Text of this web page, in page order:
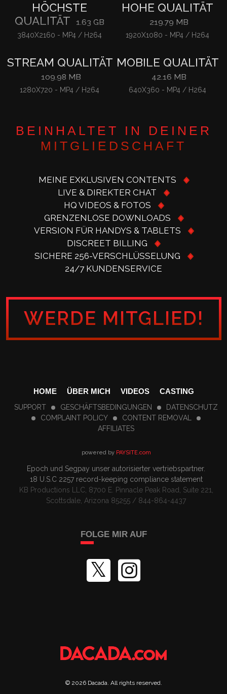
HÖCHSTE
QUALITÄT
1.63 GB
3840X2160 - MP4 / H264
HOHE QUALITÄT
219.79 MB
1920X1080 - MP4 / H264
STREAM QUALITÄT
109.98 MB
1280X720 - MP4 / H264
MOBILE QUALITÄT
42.16 MB
640X360 - MP4 / H264
BEINHALTET IN DEINER
MITGLIEDSCHAFT
MEINE EXKLUSIVEN CONTENTS
LIVE & DIREKTER CHAT
HQ VIDEOS & FOTOS
GRENZENLOSE DOWNLOADS
VERSION FÜR HANDYS & TABLETS
DISCREET BILLING
SICHERE 256-VERSCHLÜSSELUNG
24/7 KUNDENSERVICE
WERDE MITGLIED!
HOME ÜBER MICH VIDEOS CASTING
SUPPORT GESCHÄFTSBEDINGUNGEN
DATENSCHUTZ
COMPLAINT POLICY
CONTENT REMOVAL
AFFILIATES
powered byPAYSITE.com
Epoch und Segpay unser autorisierter vertriebspartner.
18 U.S.C 2257 record-keeping compliance statement
KB Productions LLC, 8700 E. Pinnacle Peak Road, Suite 221,
Scottsdale, Arizona 85255 / 844-864-4437
FOLGE MIR AUF
© 2026 Dacada . All rights reserved.